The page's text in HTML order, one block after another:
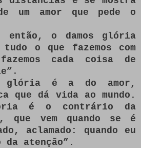
um amor que pede o
então, o damos glória
tudo o que fazemos com
cada coisa de
.
glória é a do amor,
que dá vida ao mundo.
é o contrário da
que vem quando se é
aclamado: quando eu
atenção”.